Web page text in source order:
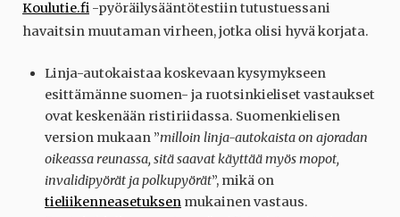
Koulutie.fi -pyöräilysääntötestiin tutustuessani
havaitsin muutaman virheen, jotka olisi hyvä korjata.
Linja-autokaistaa koskevaan kysymykseen
esittämänne suomen- ja ruotsinkieliset vastaukset
ovat keskenään ristiriidassa. Suomenkielisen
version mukaan ”milloin linja-autokaista on ajoradan
oikeassa reunassa, sitä saavat käyttää myös mopot,
invalidipyörät ja polkupyörät”, mikä on
tieliikenneasetuksen mukainen vastaus.